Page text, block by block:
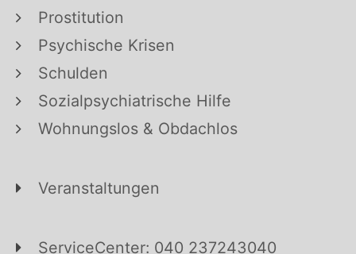
Prostitution
Psychische Krisen
Schulden
Sozialpsychiatrische Hilfe
Wohnungslos & Obdachlos
Veranstaltungen
ServiceCenter: 040 237243040